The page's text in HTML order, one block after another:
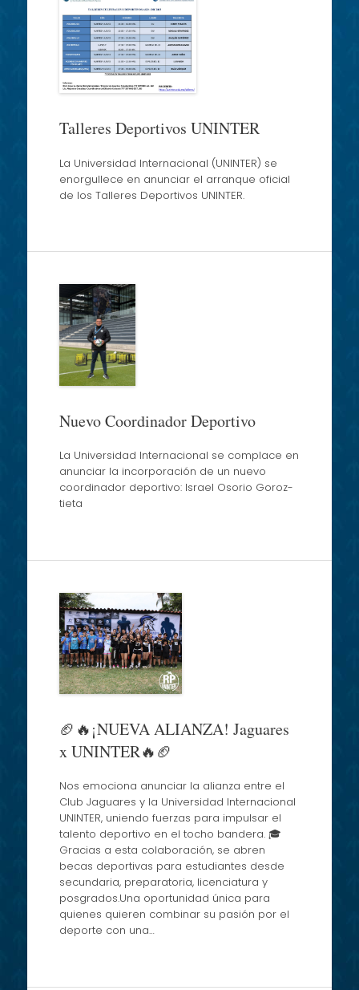
content
Talleres Deportivos UNINTER
La Universidad Internacional (UNINTER) se
enorgullece en anunciar el arranque oficial
de los Talleres Deportivos UNINTER.
Nuevo Coordinador Deportivo
La Universidad Internacional se complace en
anunciar la incorporación de un nuevo
coordinador deportivo: Israel Osorio Goroz­
tieta
🏈🔥¡NUEVA ALIANZA! Jaguares
x UNINTER🔥🏈
Nos emociona anunciar la alianza entre el
Club Jaguares y la Universidad Internacional
UNINTER, uniendo fuerzas para impulsar el
talento deportivo en el tocho bandera. 🎓
Gracias a esta colaboración, se abren
becas deportivas para estudiantes desde
secundaria, preparatoria, licenciatura y
posgrados.Una oportunidad única para
quienes quieren combinar su pasión por el
deporte con una…